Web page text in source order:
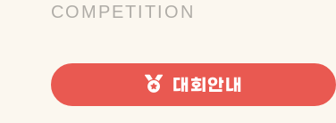
COMPETITION
대회안내